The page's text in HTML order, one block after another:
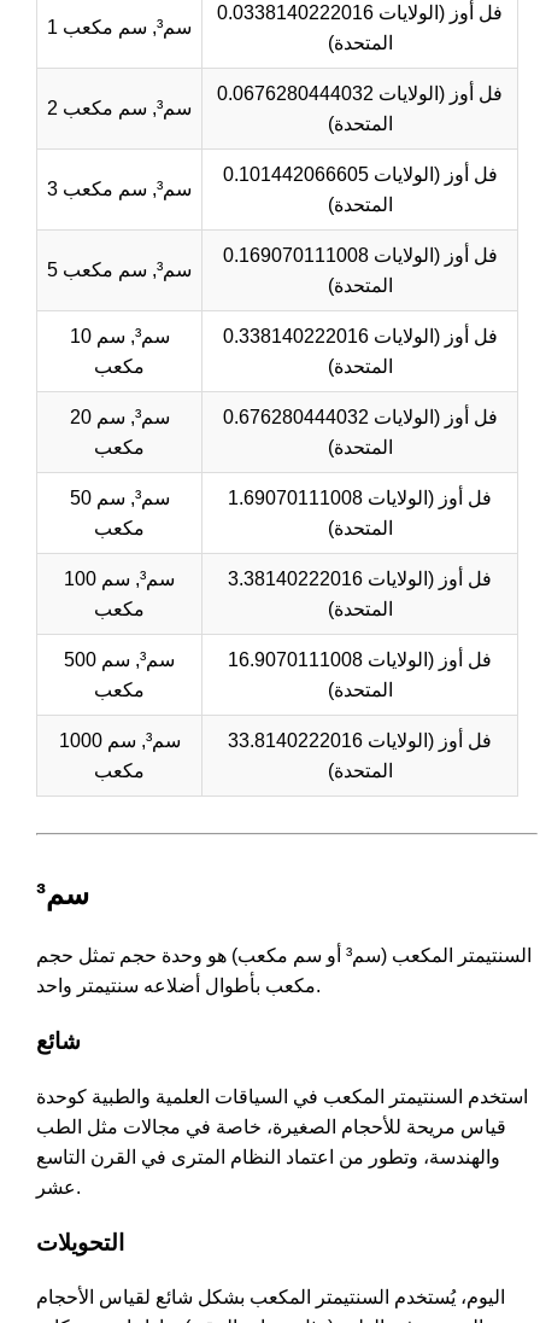
1 سم³, سم مكعب
0.0338140222016 فل أوز (الولايات
المتحدة)
2 سم³, سم مكعب
0.0676280444032 فل أوز (الولايات
المتحدة)
3 سم³, سم مكعب
0.101442066605 فل أوز (الولايات
المتحدة)
5 سم³, سم مكعب
0.169070111008 فل أوز (الولايات
المتحدة)
10 سم³, سم
مكعب
0.338140222016 فل أوز (الولايات
المتحدة)
20 سم³, سم
مكعب
0.676280444032 فل أوز (الولايات
المتحدة)
50 سم³, سم
مكعب
1.69070111008 فل أوز (الولايات
المتحدة)
100 سم³, سم
مكعب
3.38140222016 فل أوز (الولايات
المتحدة)
500 سم³, سم
مكعب
16.9070111008 فل أوز (الولايات
المتحدة)
1000 سم³, سم
مكعب
33.8140222016 فل أوز (الولايات
المتحدة)
سم³
السنتيمتر المكعب (سم³ أو سم مكعب) هو وحدة حجم تمثل حجم
مكعب بأطوال أضلاعه سنتيمتر واحد.
شائع
استخدم السنتيمتر المكعب في السياقات العلمية والطبية كوحدة
قياس مريحة للأحجام الصغيرة، خاصة في مجالات مثل الطب
والهندسة، وتطور من اعتماد النظام المترى في القرن التاسع
عشر.
التحويلات
اليوم، يُستخدم السنتيمتر المكعب بشكل شائع لقياس الأحجام